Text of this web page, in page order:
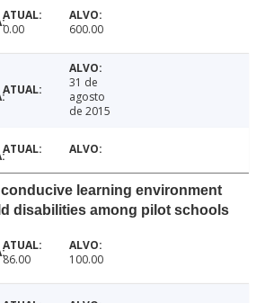
0.00 600.00
31 de
agosto
de 2015
learning environment
disabilities among pilot schools
86.00 100.00